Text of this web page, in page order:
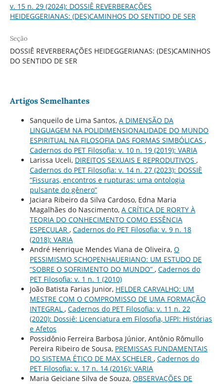
v. 15 n. 29 (2024): DOSSIÊ REVERBERAÇÕES
HEIDEGGERIANAS: (DES)CAMINHOS DO SENTIDO DE SER
Seção
DOSSIÊ REVERBERAÇÕES HEIDEGGERIANAS: (DES)CAMINHOS
DO SENTIDO DE SER
Artigos Semelhantes
Sanqueilo de Lima Santos, A DIMENSÃO DA
LINGUAGEM NA POLIDIMENSIONALIDADE DO MUNDO
ESPIRITUAL NA FILOSOFIA DAS FORMAS SIMBÓLICAS ,
Cadernos do PET Filosofia: v. 10 n. 19 (2019): VARIA
Larissa Uceli, DIREITOS SEXUAIS E REPRODUTIVOS ,
Cadernos do PET Filosofia: v. 14 n. 27 (2023): DOSSIÈ
“Fissuras, encontros e rupturas: uma ontologia
pulsante do gênero”
Jaciara Ribeiro da Silva Cardoso, Edna Maria
Magalhães do Nascimento, A CRÍTICA DE RORTY À
TEORIA DO CONHECIMENTO COMO ESSÊNCIA
ESPECULAR , Cadernos do PET Filosofia: v. 9 n. 18
(2018): VARIA
André Henrique Mendes Viana de Oliveira, O
PESSIMISMO SCHOPENHAUERIANO: UM ESTUDO DE
“SOBRE O SOFRIMENTO DO MUNDO” , Cadernos do
PET Filosofia: v. 1 n. 1 (2010)
João Batista Farias Junior, HELDER CARVALHO: UM
MESTRE COM O COMPROMISSO DE UMA FORMAÇÃO
INTEGRAL , Cadernos do PET Filosofia: v. 11 n. 22
(2020): Dossiê: Licenciatura em Filosofia, UFPI: Histórias
e Afetos
Possidônio Ferreira Barbosa Júnior, Antônio Rômullo
Pereira Ribeiro de Sousa, PREMISSAS FUNDAMENTAIS
DO SISTEMA ÉTICO DE MAX SCHELER , Cadernos do
PET Filosofia: v. 17 n. 14 (2016): VARIA
Maria Geiciane Silva de Souza, OBSERVAÇÕES DE